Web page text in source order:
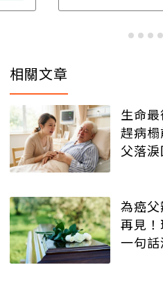
相關文章
生命
趕病
父落
為癌
再見！
一句